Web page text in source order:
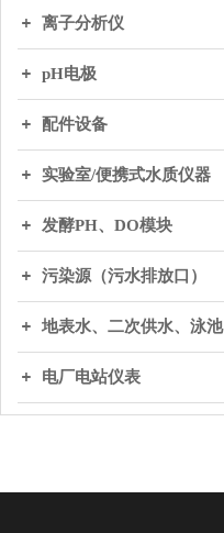
离子分析仪
pH电极
配件设备
实验室/便携式水质仪器
发酵PH、DO模块
污染源（污水排放口）
地表水、二次供水、泳池
电厂电站仪表